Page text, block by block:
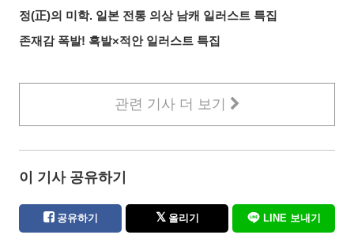
정(正)의 미학. 일본 전통 의상 남캐 일러스트 특집
존재감 폭발! 흑발×적안 일러스트 특집
관련 기사 더 보기
이 기사 공유하기
공유하기 올리기 LINE 보내기